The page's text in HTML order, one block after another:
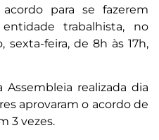
para se fazerem
trabalhista, no
feira, de 8h às 17h,
realizada dia
aprovaram o acordo de
3 vezes.